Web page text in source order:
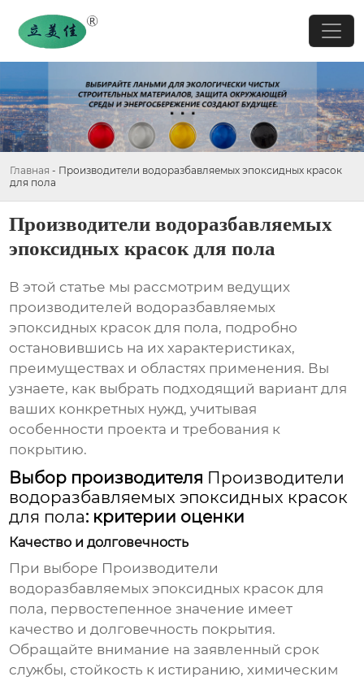
Главная - Производители водоразбавляемых эпоксидных красок
для пола
Производители водоразбавляемых
эпоксидных красок для пола
В этой статье мы рассмотрим ведущих
производителей водоразбавляемых
эпоксидных красок для пола, подробно
остановившись на их характеристиках,
преимуществах и областях применения. Вы
узнаете, как выбрать подходящий вариант для
ваших конкретных нужд, учитывая
особенности проекта и требования к
покрытию.
Выбор производителя Производители
водоразбавляемых эпоксидных красок
для пола: критерии оценки
Качество и долговечность
При выборе Производители
водоразбавляемых эпоксидных красок для
пола, первостепенное значение имеет
качество и долговечность покрытия.
Обращайте внимание на заявленный срок
службы, стойкость к истиранию, химическим